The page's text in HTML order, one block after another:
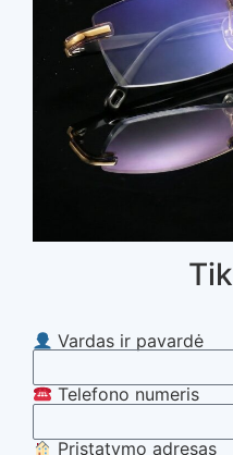
Tik
Vardas ir pavardė
Telefono numeris
Pristatymo adresas